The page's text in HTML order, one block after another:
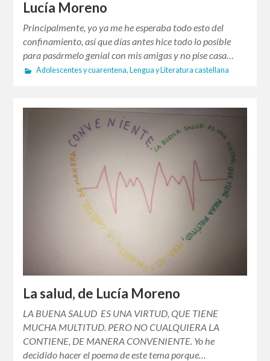
Lucía Moreno
Principalmente, yo ya me he esperaba todo esto del
confinamiento, así que días antes hice todo lo posible
para pasármelo genial con mis amigas y no pise casa…
Adolescentes y cuarentena, Lengua y Literatura castellana
La salud, de Lucía Moreno
LA BUENA SALUD ES UNA VIRTUD, QUE TIENE
MUCHA MULTITUD. PERO NO CUALQUIERA LA
CONTIENE, DE MANERA CONVENIENTE. Yo he
decidido hacer el poema de este tema porque…